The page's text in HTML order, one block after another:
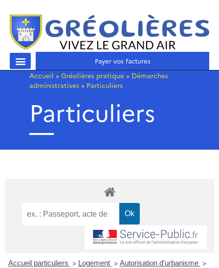
Payer vos factures
Accueil » Gréolières pratique » Démarches
administratives » Particuliers
Particuliers
Accueil particuliers > Logement > Autorisation d'urbanisme >